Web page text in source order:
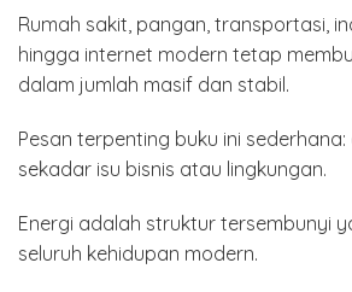
Rumah sakit, pangan, transportasi,
hingga internet modern tetap
dalam jumlah masif dan stabil.
Pesan terpenting buku ini
sekadar isu bisnis atau lingkungan.
Energi adalah struktur tersembunyi
seluruh kehidupan modern.